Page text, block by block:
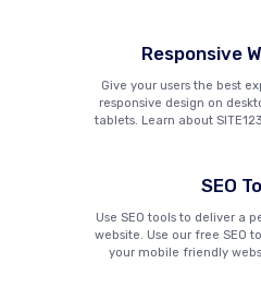
Responsive
Give your users the best
responsive design on
tablets. Learn about
SEO
Use SEO tools to deliver a
website. Use our free SEO
your mobile friendly